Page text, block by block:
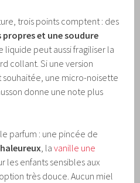
trois points comptent : des
propres et une soudure
liquide peut aussi fragiliser la
collant. Si une version
une micro-noisette
donne une note plus
parfum : une pincée de
, lavanille une
les enfants sensibles aux
très douce. Aucun miel